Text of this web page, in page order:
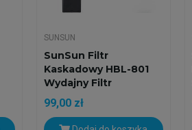
SUNSUN
SunSun Filtr
Kaskadowy HBL-801
Wydajny Filtr
Zawieszany...
99,00 zł